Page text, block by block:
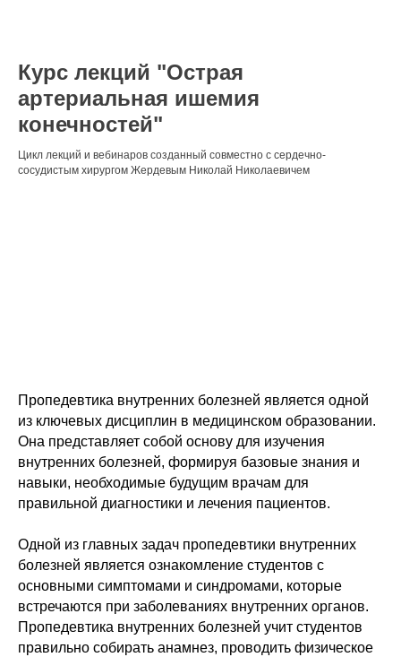
Курс лекций "Острая
артериальная ишемия
конечностей"
Цикл лекций и вебинаров созданный совместно с сердечно-
сосудистым хирургом Жердевым Николай Николаевичем
Пропедевтика внутренних болезней является одной
из ключевых дисциплин в медицинском образовании.
Она представляет собой основу для изучения
внутренних болезней, формируя базовые знания и
навыки, необходимые будущим врачам для
правильной диагностики и лечения пациентов.
Одной из главных задач пропедевтики внутренних
болезней является ознакомление студентов с
основными симптомами и синдромами, которые
встречаются при заболеваниях внутренних органов.
Пропедевтика внутренних болезней учит студентов
правильно собирать анамнез, проводить физическое